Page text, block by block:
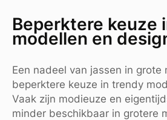
Beperktere keuze
modellen en
Een nadeel van jassen in grote
beperktere keuze in trendy
Vaak zijn modieuze en
minder beschikbaar in grotere